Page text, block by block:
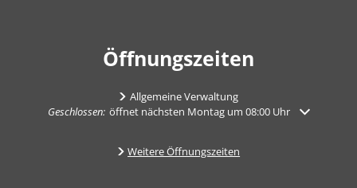
Öffnungszeiten
Allgemeine Verwaltung
Klicken, um weitere Öffnungs- oder Schließzeiten auszublenden
Geschlossen: öffnet nächsten Montag um 08:00 Uhr
Weitere Öffnungszeiten